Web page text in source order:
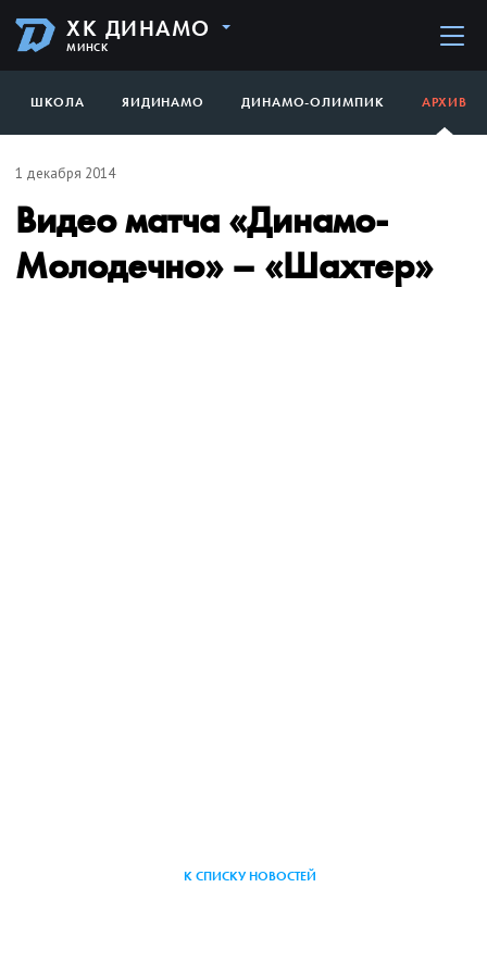
ХК ДИНАМО
МИНСК
ШКОЛА ЯИДИНАМО ДИНАМО-ОЛИМПИК АРХИВ
1 декабря 2014
Видео матча «Динамо-
Молодечно» – «Шахтер»
К СПИСКУ НОВОСТЕЙ